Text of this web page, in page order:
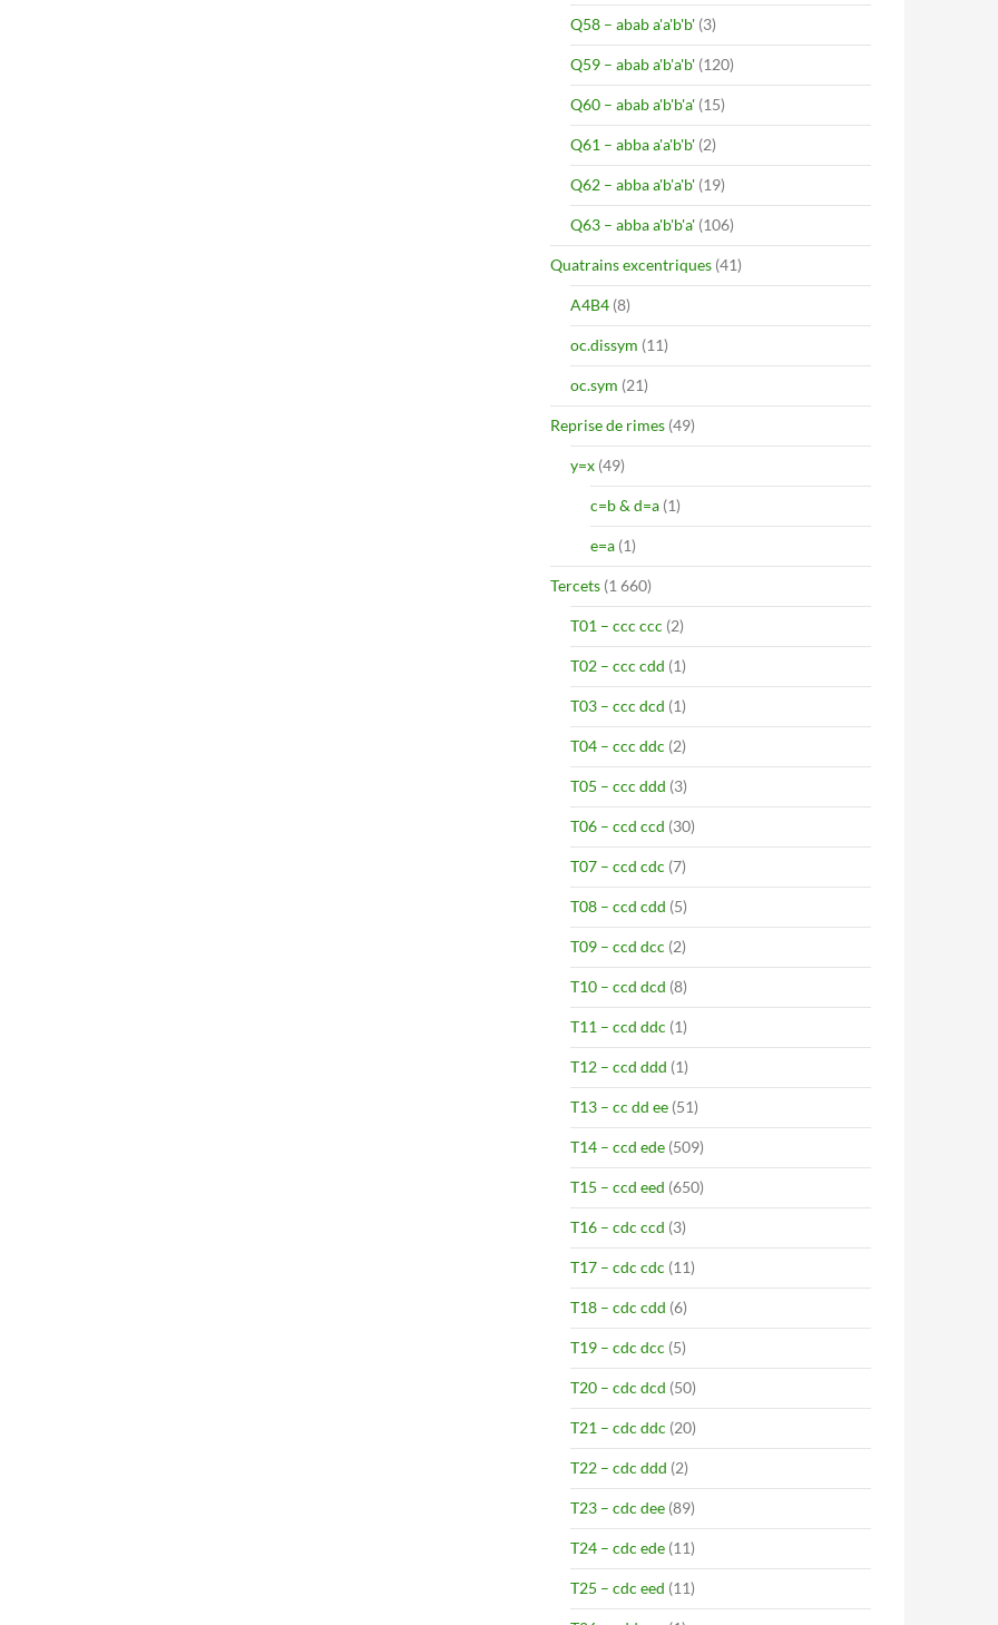
Q58 – abab a'a'b'b' (3)
Q59 – abab a'b'a'b' (120)
Q60 – abab a'b'b'a' (15)
Q61 – abba a'a'b'b' (2)
Q62 – abba a'b'a'b' (19)
Q63 – abba a'b'b'a' (106)
Quatrains excentriques (41)
A4B4 (8)
oc.dissym (11)
oc.sym (21)
Reprise de rimes (49)
y=x (49)
c=b & d=a (1)
e=a (1)
Tercets (1 660)
T01 – ccc ccc (2)
T02 – ccc cdd (1)
T03 – ccc dcd (1)
T04 – ccc ddc (2)
T05 – ccc ddd (3)
T06 – ccd ccd (30)
T07 – ccd cdc (7)
T08 – ccd cdd (5)
T09 – ccd dcc (2)
T10 – ccd dcd (8)
T11 – ccd ddc (1)
T12 – ccd ddd (1)
T13 – cc dd ee (51)
T14 – ccd ede (509)
T15 – ccd eed (650)
T16 – cdc ccd (3)
T17 – cdc cdc (11)
T18 – cdc cdd (6)
T19 – cdc dcc (5)
T20 – cdc dcd (50)
T21 – cdc ddc (20)
T22 – cdc ddd (2)
T23 – cdc dee (89)
T24 – cdc ede (11)
T25 – cdc eed (11)